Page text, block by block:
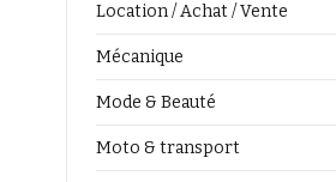
Location / Achat / Vente
Mécanique
Mode & Beauté
Moto & transport